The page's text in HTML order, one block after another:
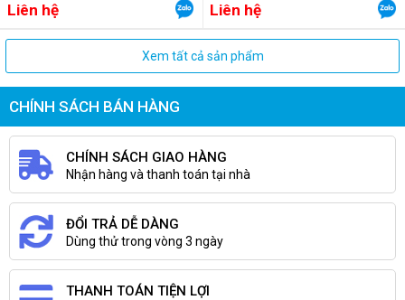
Liên hệ Liên hệ
Xem tất cả sản phẩm
CHÍNH SÁCH BÁN HÀNG
CHÍNH SÁCH GIAO HÀNG
Nhận hàng và thanh toán tại nhà
ĐỔI TRẢ DỄ DÀNG
Dùng thử trong vòng 3 ngày
THANH TOÁN TIỆN LỢI